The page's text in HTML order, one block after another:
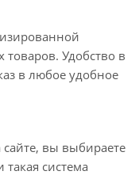
товаров. Удобство в
в любое удобное
вы выбираете
система